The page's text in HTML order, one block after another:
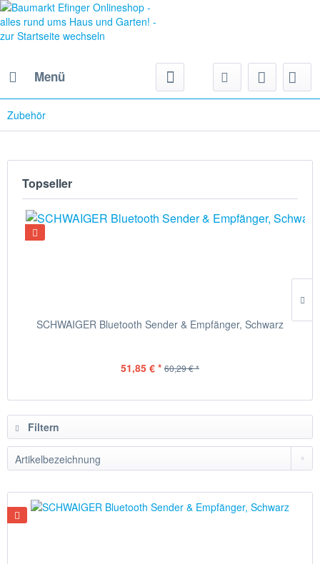
Menü
Zubehör
Topseller
SCHWAIGER Bluetooth Sender & Empfänger, Schwarz
51,85 € * 60,29 € *
Filtern